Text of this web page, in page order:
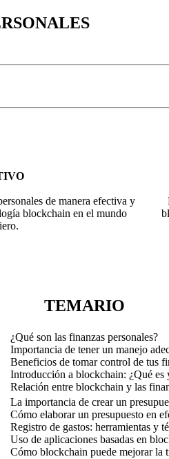
de manera efectiva y
blockchain en el mundo
TEMARIO
¿Qué son las finanzas personales?
Importancia de tener un manejo
Beneficios de tomar control de tus
Introducción a blockchain: ¿Qué es
Relación entre blockchain y las
La importancia de crear un
Cómo elaborar un presupuesto en
Registro de gastos: herramientas y
Uso de aplicaciones basadas en
Cómo blockchain puede mejorar la